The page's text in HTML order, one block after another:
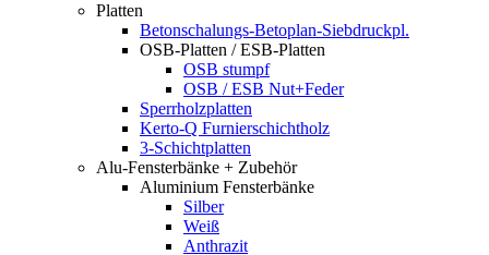
Platten
Betonschalungs-Betoplan-Siebdruckpl.
OSB-Platten / ESB-Platten
OSB stumpf
OSB / ESB Nut+Feder
Sperrholzplatten
Kerto-Q Furnierschichtholz
3-Schichtplatten
Alu-Fensterbänke + Zubehör
Aluminium Fensterbänke
Silber
Weiß
Anthrazit